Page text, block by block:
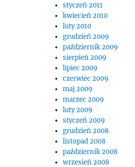
styczeń 2011
kwiecień 2010
luty 2010
grudzień 2009
październik 2009
sierpień 2009
lipiec 2009
czerwiec 2009
maj 2009
marzec 2009
luty 2009
styczeń 2009
grudzień 2008
listopad 2008
październik 2008
wrzesień 2008